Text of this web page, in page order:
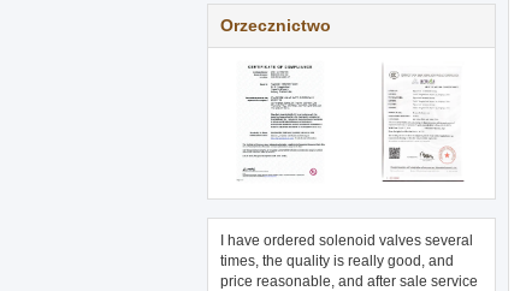
Orzecznictwo
I have ordered solenoid valves several
times, the quality is really good, and
price reasonable, and after sale service